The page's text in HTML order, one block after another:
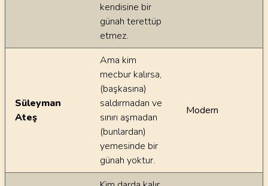
kendisine bir
günah terettüp
etmez.
Süleyman
Ateş
Ama kim
mecbur kalırsa,
(başkasına)
saldırmadan ve
sınırı aşmadan
(bunlardan)
yemesinde bir
günah yoktur.
Modern